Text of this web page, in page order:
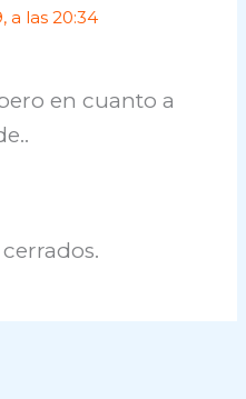
a las 20:34
en cuanto a